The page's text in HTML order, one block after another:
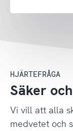
HJÄRTEFRÅGA
Säker
Vi vill att alla
medvetet och